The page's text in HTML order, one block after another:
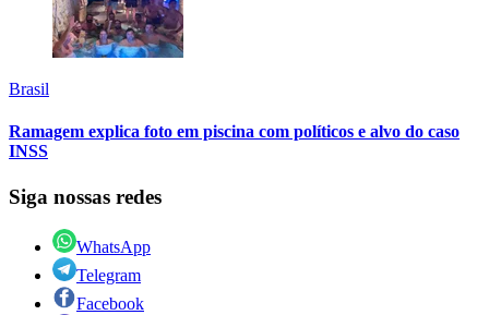
Brasil
Ramagem explica foto em piscina com políticos e alvo do caso
INSS
Siga nossas redes
WhatsApp
Telegram
Facebook